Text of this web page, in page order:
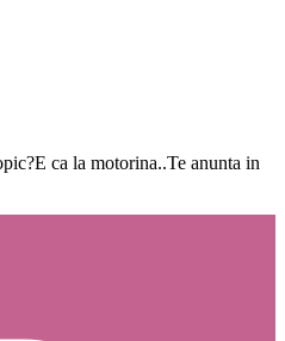
ca la motorina..Te anunta in